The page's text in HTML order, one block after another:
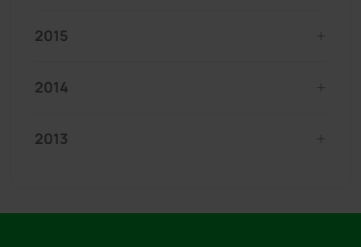
2015
2014
2013